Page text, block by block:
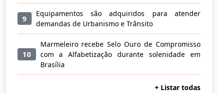
9
Equipamentos são adquiridos para atender
demandas de Urbanismo e Trânsito
10
Marmeleiro recebe Selo Ouro de Compromisso
com a Alfabetização durante solenidade em
Brasília
+ Listar todas